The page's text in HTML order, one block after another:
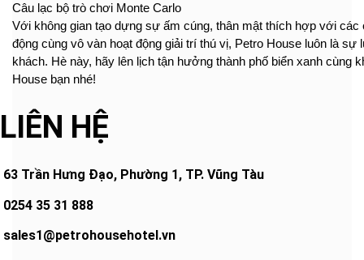
Câu lạc bộ trò chơi Monte Carlo
Với không gian tạo dựng sự ấm cúng, thân mật thích hợp với các
động cùng vô vàn hoạt động giải trí thú vị, Petro House luôn là
khách. Hè này, hãy lên lịch tận hưởng thành phố biển xanh cùng
House bạn nhé!
LIÊN HỆ
63 Trần Hưng Đạo, Phường 1, TP. Vũng Tàu
0254 35 31 888
sales1@petrohousehotel.vn